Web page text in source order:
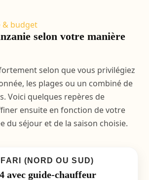
& budget
selon votre manière
selon que vous privilégiez
les plages ou un combiné de
Voici quelques repères de
ensuite en fonction de votre
du séjour et de la saison choisie.
(NORD OU SUD)
avec guide-chauffeur